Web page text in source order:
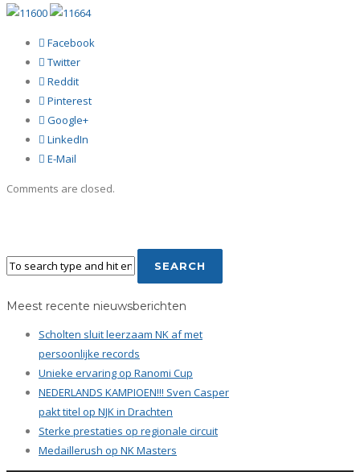
Facebook
Twitter
Reddit
Pinterest
Google+
LinkedIn
E-Mail
Comments are closed.
Meest recente nieuwsberichten
Scholten sluit leerzaam NK af met
persoonlijke records
Unieke ervaring op Ranomi Cup
NEDERLANDS KAMPIOEN!!! Sven Casper
pakt titel op NJK in Drachten
Sterke prestaties op regionale circuit
Medaillerush op NK Masters